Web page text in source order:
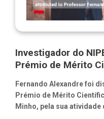
Investigador do
Prémio de Mérito
Fernando Alexandre foi
Prémio de Mérito
Minho, pela sua